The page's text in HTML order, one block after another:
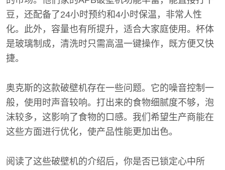
豆，还配备了24小时预约和4小时保温，非常人性
化。此外，容量也有所提升，适合大家庭使用。杯体
是玻璃制成，清洗时只需高温一键操作，既方便又快
捷。
奥克斯的这款破壁机存在一些问题。它的噪音控制一
般，使用时声音较响。打出来的食物细腻度不够，泡
沫较多，这影响了食物的口感。我们希望生产商能在
这些方面进行优化，使产品性能更加出色。
阅读了这些破壁机的介绍后，你是否已锁定心中所